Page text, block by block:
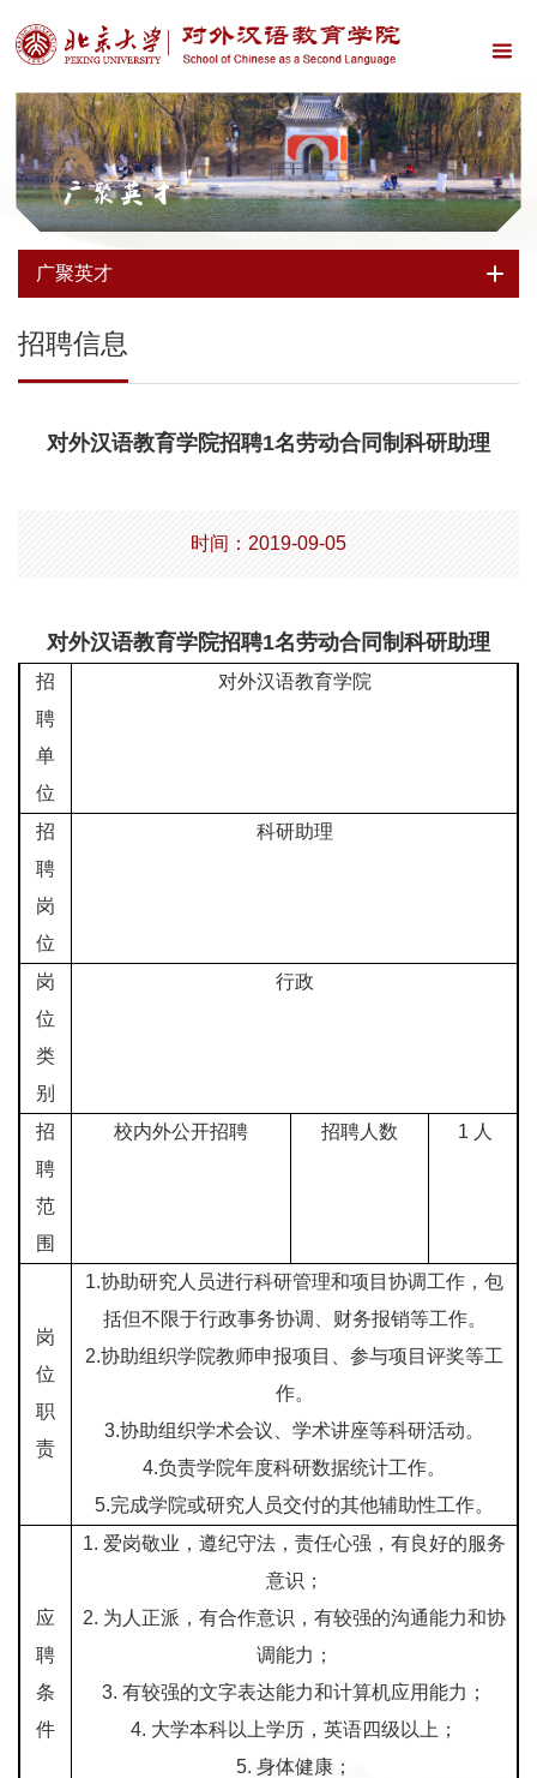
广聚英才
广聚英才
招聘信息
对外汉语教育学院招聘1名劳动合同制科研助理
时间：2019-09-05
对外汉语教育学院招聘1名劳动合同制科研助理
招
聘
单
位
对外汉语教育学院
招
聘
岗
位
科研助理
岗
位
类
别
行政
招
聘
范
围
校内外公开招聘 招聘人数 1 人
岗
位
职
责
1.协助研究人员进行科研管理和项目协调工作，包
括但不限于行政事务协调、财务报销等工作。
2.协助组织学院教师申报项目、参与项目评奖等工
作。
3.协助组织学术会议、学术讲座等科研活动。
4.负责学院年度科研数据统计工作。
5.完成学院或研究人员交付的其他辅助性工作。
应
聘
条
件
1. 爱岗敬业，遵纪守法，责任心强，有良好的服务
意识；
2. 为人正派，有合作意识，有较强的沟通能力和协
调能力；
3. 有较强的文字表达能力和计算机应用能力；
4. 大学本科以上学历，英语四级以上；
5. 身体健康；